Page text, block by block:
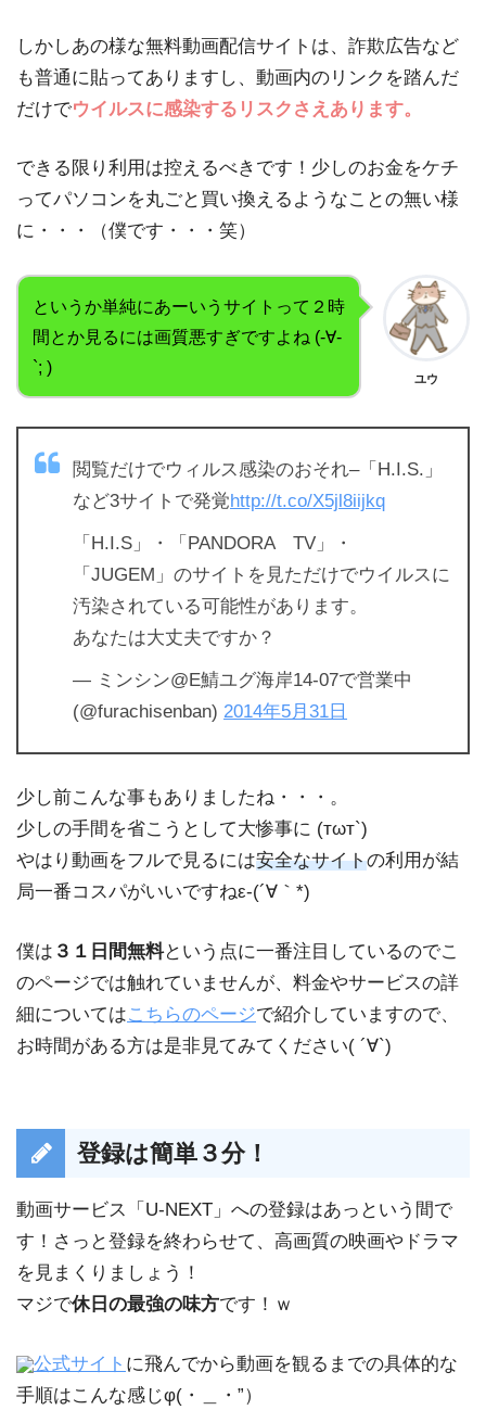
しかしあの様な無料動画配信サイトは、詐欺広告など
も普通に貼ってありますし、動画内のリンクを踏んだ
だけでウイルスに感染するリスクさえあります。
できる限り利用は控えるべきです！少しのお金をケチ
ってパソコンを丸ごと買い換えるようなことの無い様
に・・・（僕です・・・笑）
というか単純にあーいうサイトって２時
間とか見るには画質悪すぎですよね (-∀-
`; )
ユウ
閲覧だけでウィルス感染のおそれ–「H.I.S.」
など3サイトで発覚http://t.co/X5jl8iijkq
「H.I.S」・「PANDORA TV」・
「JUGEM」のサイトを見ただけでウイルスに
汚染されている可能性があります。
あなたは大丈夫ですか？
— ミンシン@E鯖ユグ海岸14-07で営業中
(@furachisenban) 2014年5月31日
少し前こんな事もありましたね・・・。
少しの手間を省こうとして大惨事に (тωт`)
やはり動画をフルで見るには安全なサイトの利用が結
局一番コスパがいいですねε-(´∀｀*)
僕は ３１日間無料という点に一番注目しているのでこ
のページでは触れていませんが、料金やサービスの詳
細についてはこちらのページで紹介していますので、
お時間がある方は是非見てみてください( ´∀`)
登録は簡単３分！
動画サービス「U-NEXT」への登録はあっという間で
す！さっと登録を終わらせて、高画質の映画やドラマ
を見まくりましょう！
マジで休日の最強の味方です！ｗ
公式サイト に飛んでから動画を観るまでの具体的な
手順はこんな感じφ(・＿・”）